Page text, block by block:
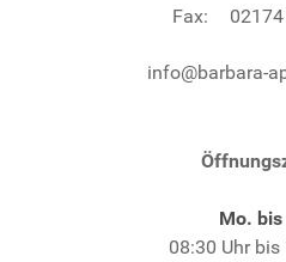
Fax:
info@barbara-
Mo. bis
08:30 Uhr bis